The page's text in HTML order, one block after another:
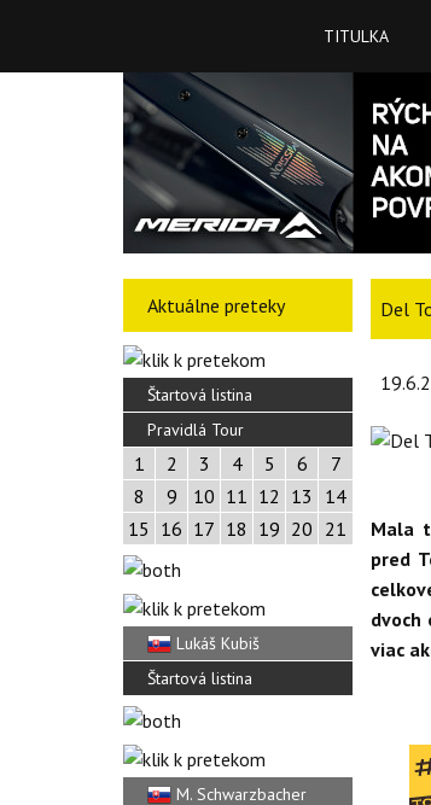
TITULKA
Aktuálne preteky
Štartová listina
Pravidlá Tour
1 2 3 4 5 6
7
8
9 10 11 12 13
14
15 16 17 18 19 20 21
Lukáš Kubiš
Štartová listina
M. Schwarzbacher
Del
Mala
pred
dvoch
viac